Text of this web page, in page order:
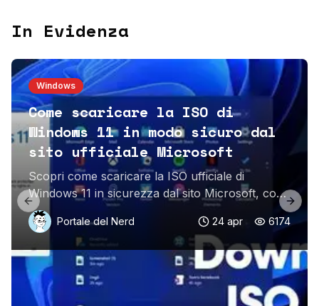
In Evidenza
Windows
Come scaricare la ISO di
Windows 11 in modo sicuro dal
sito ufficiale Microsoft
Scopri come scaricare la ISO ufficiale di
Windows 11 in sicurezza dal sito Microsoft, con
guida passo-passo e consigli pratici.
Portale del Nerd 24 apr 6174
Previous slide Next